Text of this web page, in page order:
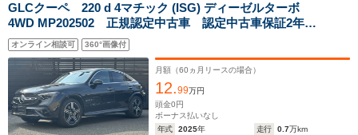
サイズ
全幅
2.02m
4.94m～4.96m
ホイールベース
-m
全幅
1.89m～1.92m
GLCクーペ 220 d 4マチック (ISG) ディーゼルターボ
4WD MP202502 正規認定中古車 認定中古車保証2年付
き 新車保証継承 弊社デモンストレーションカー 禁
煙車 純正ドライブレコーダー パノラミックスライデ
ィングルーフ 電動シート Bluetooth 360°カメラ 全
方位センサー
オンライン相談可 360°画像付
月額（60 ヵ月リースの場合）
12.99万円
頭金0円
ボーナス払いなし
年式
2025年 走行 0.7万km